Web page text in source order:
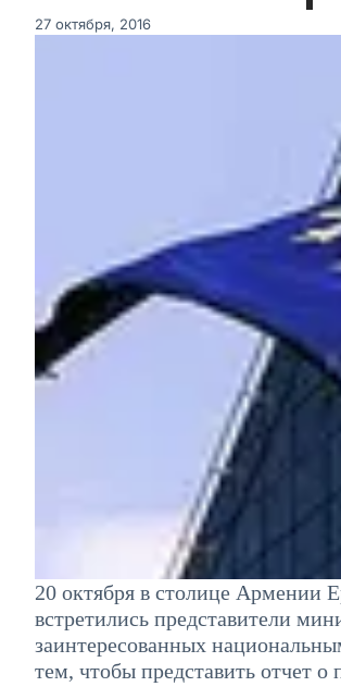
27 октября, 2016
20 октября в столице Армении
встретились представители
заинтересованных
тем, чтобы представить отчет о